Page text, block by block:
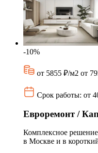
-10%
от 5855 ₽/м2 от
Срок работы: от
Евроремонт /
Комплексное
в Москве и в